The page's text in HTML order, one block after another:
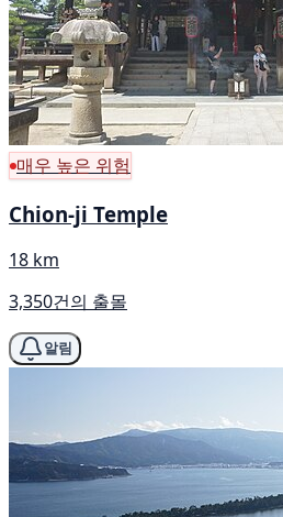
매우 높은 위험
Chion-ji Temple
18 km
3,350건의 출몰
알림